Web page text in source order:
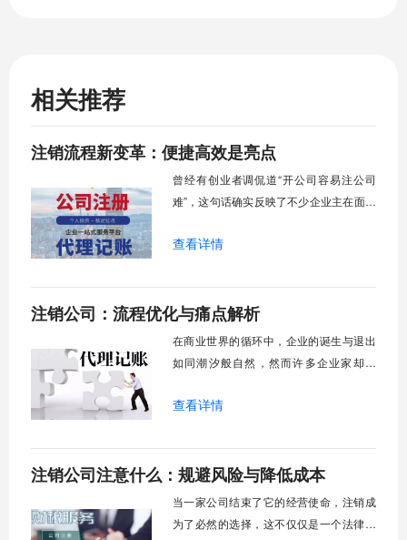
相关推荐
注销流程新变革：便捷高效是亮点
曾经有创业者调侃道“开公司容易注公司
难”，这句话确实反映了不少企业主在面对
材料繁琐、耗时数月的传统模式让不少人
服”改革的深入推进，企业注销领域也迎来
了前所未有的变革，以往那种“入市容易退
查看详情
注销公司：流程优化与痛点解析
在商业世界的循环中，企业的诞生与退出
如同潮汐般自然，然而许多企业家却发
经，注销一家公司意味着漫长的等待、繁
现象一度成为创业者们不愿直面的阴影。
但近年来，随着“放管服”改革的深化，企业
查看详情
注销公司注意什么：规避风险与降低成本
当一家公司结束了它的经营使命，注销成
为了必然的选择，这不仅仅是一个法律程